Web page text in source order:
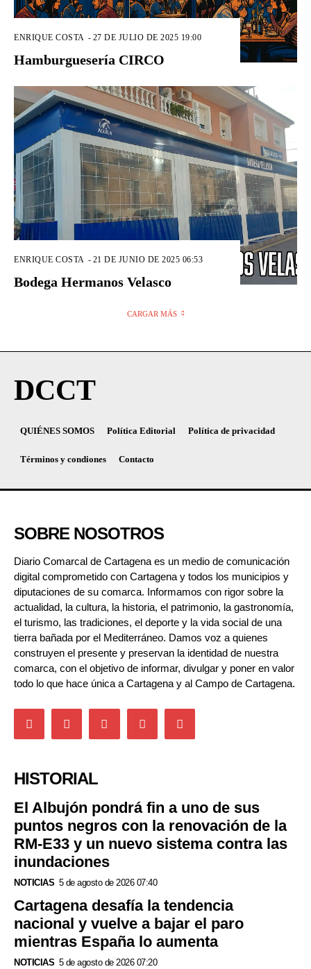
ENRIQUE COSTA - 27 DE JULIO DE 2025 19:00
Hamburguesería CIRCO
ENRIQUE COSTA - 21 DE JUNIO DE 2025 06:53
Bodega Hermanos Velasco
CARGAR MÁS
DCCT
QUIÉNES SOMOS Política Editorial Política de privacidad
Términos y condiones Contacto
SOBRE NOSOTROS
Diario Comarcal de Cartagena es un medio de comunicación
digital comprometido con Cartagena y todos los municipios y
diputaciones de su comarca. Informamos con rigor sobre la
actualidad, la cultura, la historia, el patrimonio, la gastronomía,
el turismo, las tradiciones, el deporte y la vida social de una
tierra bañada por el Mediterráneo. Damos voz a quienes
construyen el presente y preservan la identidad de nuestra
comarca, con el objetivo de informar, divulgar y poner en valor
todo lo que hace única a Cartagena y al Campo de Cartagena.
HISTORIAL
El Albujón pondrá fin a uno de sus
puntos negros con la renovación de la
RM-E33 y un nuevo sistema contra las
inundaciones
NOTICIAS 5 de agosto de 2026 07:40
Cartagena desafía la tendencia
nacional y vuelve a bajar el paro
mientras España lo aumenta
NOTICIAS 5 de agosto de 2026 07:20